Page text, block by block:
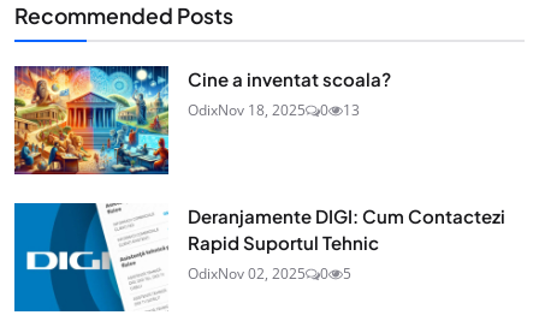
Recommended Posts
Cine a inventat scoala?
OdixNov 18, 2025 0 13
Deranjamente DIGI: Cum Contactezi
Rapid Suportul Tehnic
OdixNov 02, 2025 0 5